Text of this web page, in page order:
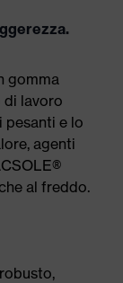
gomma
di lavoro
pesanti e lo
agenti
al freddo.